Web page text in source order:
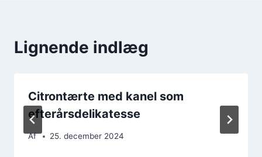
Lignende indlæg
Citrontærte med kanel som
efterårsdelikatesse
Af 25. december 2024